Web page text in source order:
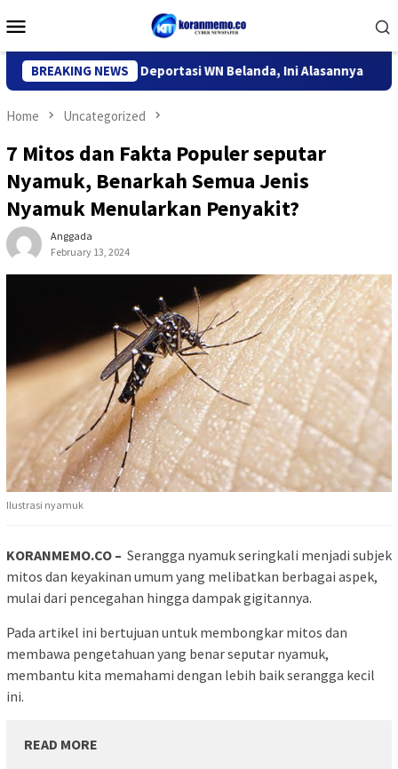
to
Menu
BREAKING NEWS
Kediri Deportasi WN Belanda, Ini Alasannya 9
Home Uncategorized
7 Mitos dan Fakta Populer seputar
Nyamuk, Benarkah Semua Jenis
Nyamuk Menularkan Penyakit?
Anggada
February 13, 2024
Ilustrasi nyamuk
KORANMEMO.CO – Serangga nyamuk seringkali menjadi subjek
mitos dan keyakinan umum yang melibatkan berbagai aspek,
mulai dari pencegahan hingga dampak gigitannya.
Pada artikel ini bertujuan untuk membongkar mitos dan
membawa pengetahuan yang benar seputar nyamuk,
membantu kita memahami dengan lebih baik serangga kecil
ini.
READ MORE